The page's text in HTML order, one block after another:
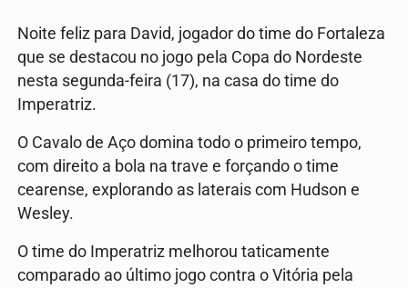
Noite feliz para David, jogador do time do Fortaleza
que se destacou no jogo pela Copa do Nordeste
nesta segunda-feira (17), na casa do time do
Imperatriz.
O Cavalo de Aço domina todo o primeiro tempo,
com direito a bola na trave e forçando o time
cearense, explorando as laterais com Hudson e
Wesley.
O time do Imperatriz melhorou taticamente
comparado ao último jogo contra o Vitória pela